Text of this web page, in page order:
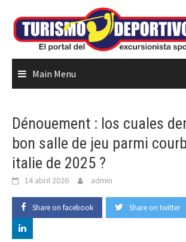
content
Main Menu
Dénouement : los cuales
bon salle de jeu parmi
italie de 2025 ?
14 abril 2026 admin
Share on facebook Share on twitter